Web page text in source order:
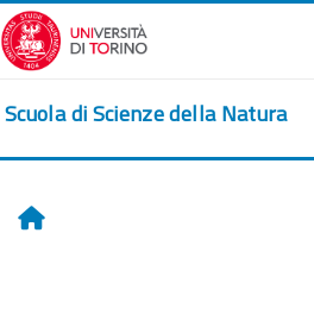
Перейти к основному содержанию
Scuola di Scienze della Natura
Главная